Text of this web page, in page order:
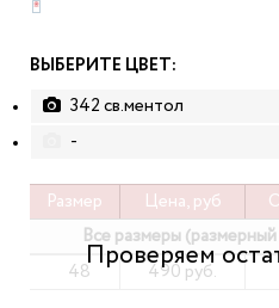
ВЫБЕРИТЕ ЦВЕТ:
342 св.ментол
-
Размер Цена, руб
Все размеры
48 490 руб.